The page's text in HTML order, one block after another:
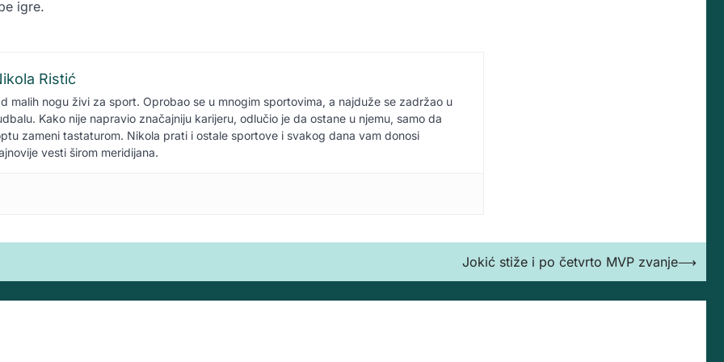
igre.
Ristić
malih nogu živi za sport. Oprobao se u mnogim sportovima, a najduže se zadržao u
Kako nije napravio značajniju karijeru, odlučio je da ostane u njemu, samo da
zameni tastaturom. Nikola prati i ostale sportove i svakog dana vam donosi
vesti širom meridijana.
Jokić stiže i po četvrto MVP zvanje⟶